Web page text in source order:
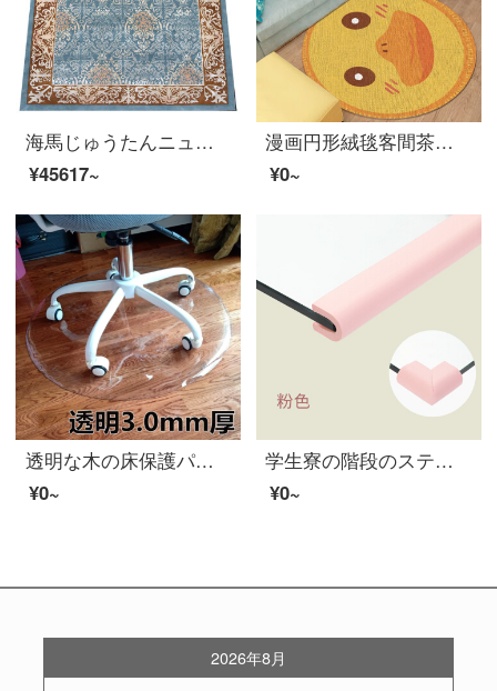
海馬じゅうたんニュージーランドウール手製絨毯ヨーロッパ式オーダーメイド絨毯客間茶卓寝室書房HM-1070カスタム前売2 M*3 M
¥45617~
漫画円形絨毯客間茶何絨毯子供部屋円絨毯ベッドサイドのカーペット吊り椅子家庭用回転椅子とアヒルのカスタマイズはカスタマーサービスに連絡してください。
¥0~
透明な木の床保護パッドプラスチックの床マットオフィスのコンピュータ椅子クッション環境に優しい円形のマットカスタム透明3.0 mm直径120 cm円形
¥0~
学生寮の階段のステップマット女子寝室の上で足のマットのスポンジのベッドを敷いて梯子の泡を登って滑り止めのステップマットの赤ちゃんの衝突防止のピンクのU型の棒の円形の比較的に狭い表面の専用の2メートルの階段のマット(2倍のテープを送ります)
¥0~
2026年8月